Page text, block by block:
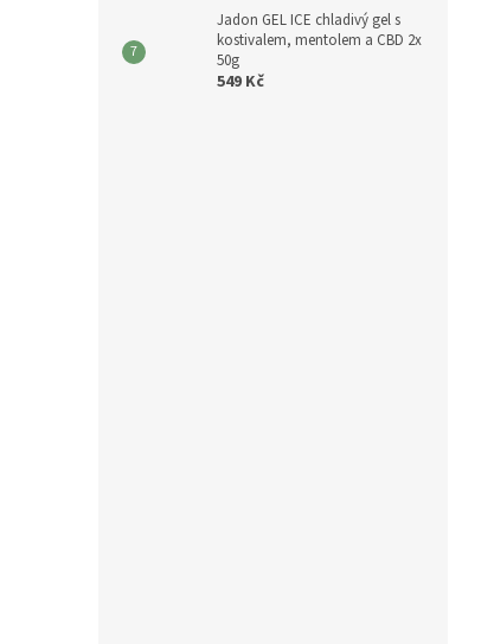
Jadon GEL ICE chladivý gel s
kostivalem, mentolem a CBD 2x
50g
549 Kč